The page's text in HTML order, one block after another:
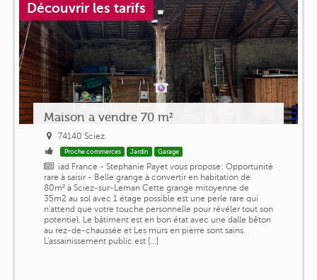
Découvrir les tarifs
Maison a vendre 70 m²
74140 Sciez
Proche commerces Jardin Garage
iad France - Stephanie Payet vous propose: Opportunité
rare à saisir - Belle grange à convertir en habitation de
80m² à Sciez-sur-Leman Cette grange mitoyenne de
35m2 au sol avec 1 étage possible est une perle rare qui
n'attend que votre touche personnelle pour révéler tout son
potentiel. Le bâtiment est en bon état avec une dalle bêton
au rez-de-chaussée et Les murs en pierre sont sains.
L'assainissement public est [...]